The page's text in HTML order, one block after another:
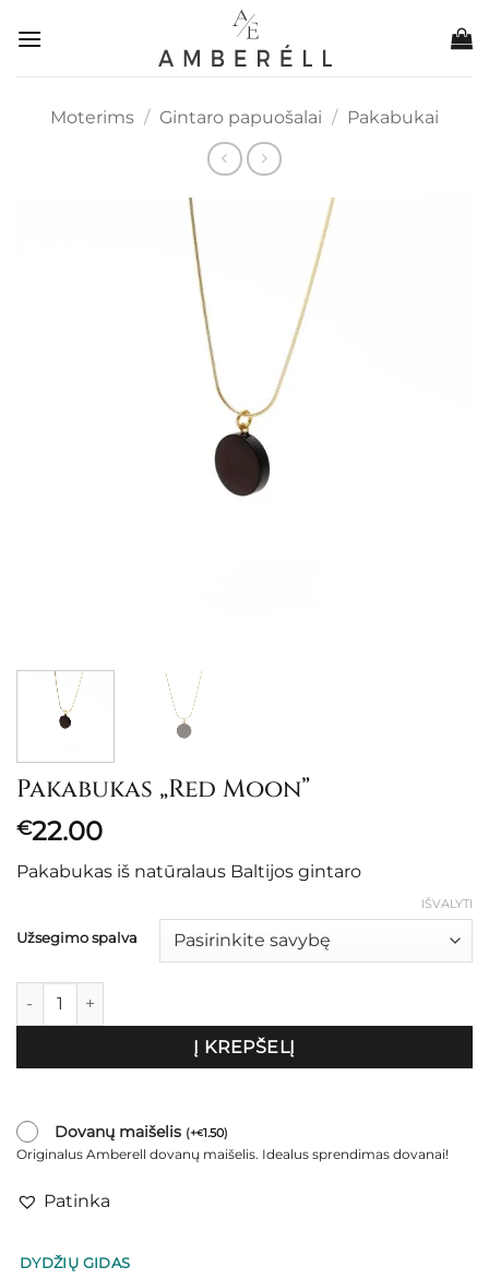
Moterims / Gintaro papuošalai / Pakabukai
Pakabukas „Red Moon”
€22.00
Pakabukas iš natūralaus Baltijos gintaro
Užsegimo spalva
IŠVALYTI
produkto kiekis: Pakabukas "Red Moon"
Į KREPŠELĮ
Dovanų maišelis (+€1.50)
Originalus Amberell dovanų maišelis. Idealus sprendimas dovanai!
Patinka
DYDŽIŲ GIDAS